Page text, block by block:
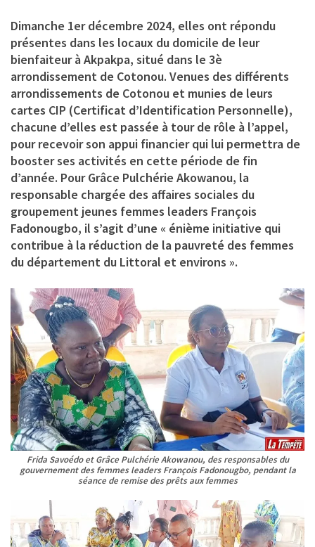
Dimanche 1er décembre 2024, elles ont répondu
présentes dans les locaux du domicile de leur
bienfaiteur à Akpakpa, situé dans le 3è
arrondissement de Cotonou. Venues des différents
arrondissements de Cotonou et munies de leurs
cartes CIP (Certificat d’Identification Personnelle),
chacune d’elles est passée à tour de rôle à l’appel,
pour recevoir son appui financier qui lui permettra de
booster ses activités en cette période de fin
d’année. PourGrâce Pulchérie Akowanou, la
responsable chargée des affaires sociales du
groupement jeunes femmes leaders François
Fadonougbo, il s’agit d’une « énième initiative qui
contribue à la réduction de la pauvreté des femmes
du département du Littoral et environs ».
Frida Savoédo et Grâce Pulchérie Akowanou, des responsables du
gouvernement des femmes leaders François Fadonougbo, pendant la
séance de remise des prêts aux femmes